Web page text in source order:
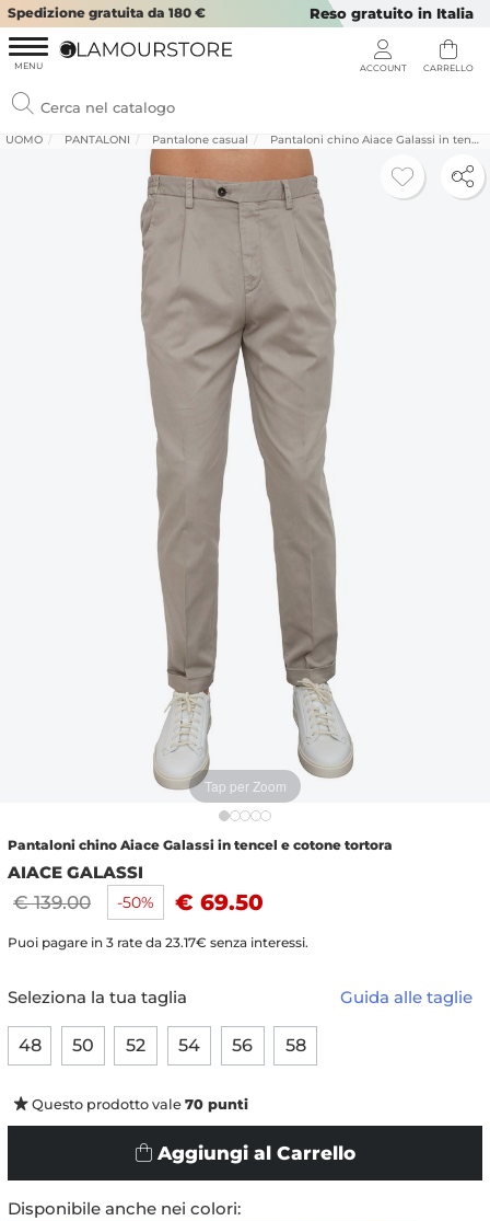
Spedizione gratuita da 180 € Reso gratuito in Italia
UOMO PANTALONI Pantalone casual Pantaloni chino Aiace Galassi in tencel e cotone tortora
Tap per Zoom
Pantaloni chino Aiace Galassi in tencel e cotone tortora
AIACE GALASSI
€ 139.00 -50% € 69.50
Puoi pagare in 3 rate da 23.17€ senza interessi.
Seleziona la tua taglia Guida alle taglie
48 50 52 54 56 58
Questo prodotto vale 70 punti
Aggiungi al Carrello
Disponibile anche nei colori: